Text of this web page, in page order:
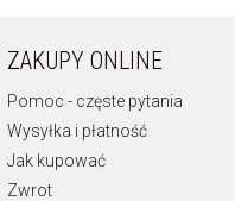
ZAKUPY ONLINE
Pomoc - częste pytania
Wysyłka i płatność
Jak kupować
Zwrot